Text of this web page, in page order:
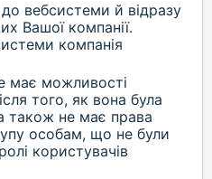
вебсистеми й відразу
Вашої компанії.
компанія
має можливості
того, як вона була
також не має права
особам, що не були
користувачів